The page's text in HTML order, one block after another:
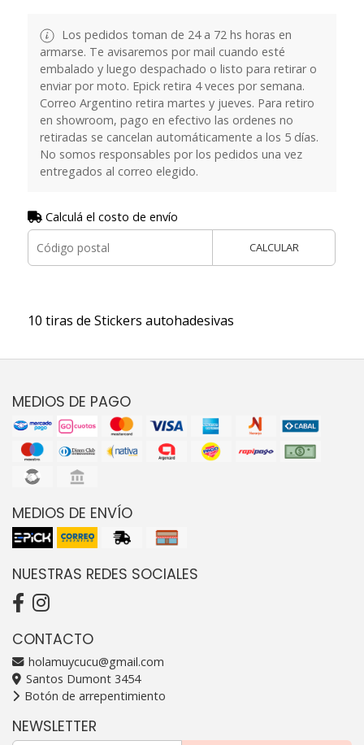
Los pedidos toman de 24 a 72 hs horas en
armarse. Te avisaremos por mail cuando esté
embalado y luego despachado o listo para retirar o
enviar por moto. Epick retira 4 veces por semana.
Correo Argentino retira martes y jueves. Para retiro
en showroom, pago en efectivo las ordenes no
retiradas se cancelan automáticamente a los 5 días.
No somos responsables por los pedidos una vez
entregados al correo elegido.
Calculá el costo de envío
CALCULAR
10 tiras de Stickers autohadesivas
MEDIOS DE PAGO
MEDIOS DE ENVÍO
NUESTRAS REDES SOCIALES
CONTACTO
holamuycucu@gmail.com
Santos Dumont 3454
Botón de arrepentimiento
NEWSLETTER